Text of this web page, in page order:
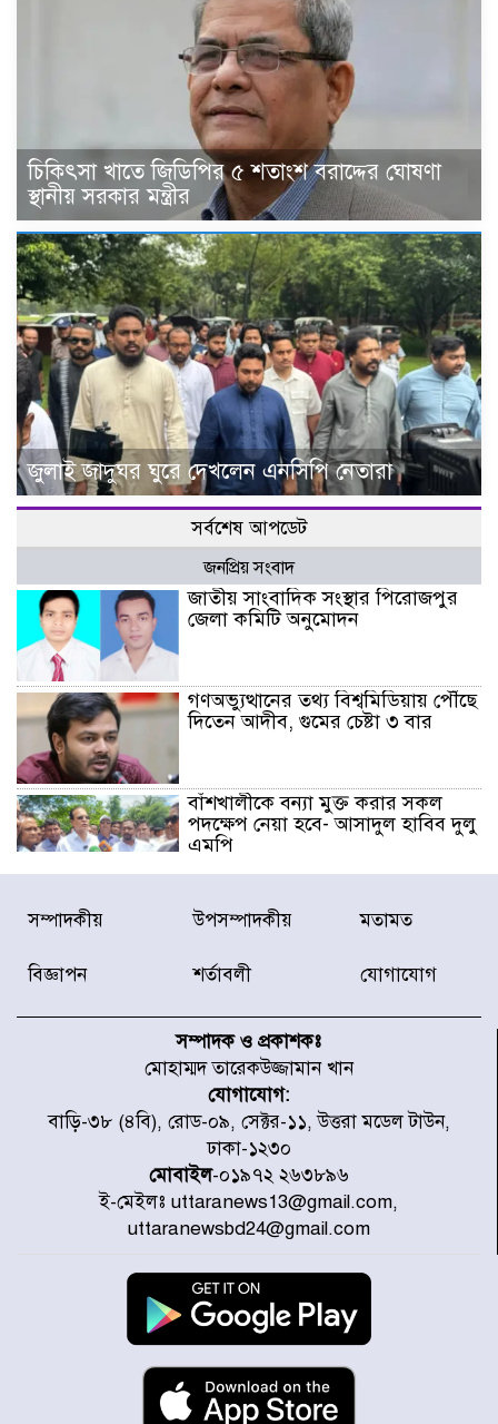
চিকিৎসা খাতে জিডিপির ৫ শতাংশ বরাদ্দের ঘোষণা
স্থানীয় সরকার মন্ত্রীর
জুলাই জাদুঘর ঘুরে দেখলেন এনসিপি নেতারা
সর্বশেষ আপডেট
জনপ্রিয় সংবাদ
জাতীয় সাংবাদিক সংস্থার পিরোজপুর
জেলা কমিটি অনুমোদন
গণঅভ্যুত্থানের তথ্য বিশ্বমিডিয়ায় পৌঁছে
দিতেন আদীব, গুমের চেষ্টা ৩ বার
বাঁশখালীকে বন্যা মুক্ত করার সকল
পদক্ষেপ নেয়া হবে- আসাদুল হাবিব দুলু
এমপি
বিদ্যুৎ-জ্বালানি খাতে অস্থিরতা তৈরির
চেষ্টা করছে একটি চক্র : প্রধানমন্ত্রী
৫ আহত, চীনে বন্দর বন্ধ
চিকিৎসা খাতে জিডিপির ৫ শতাংশ
বরাদ্দের ঘোষণা স্থানীয় সরকার মন্ত্রীর
জুলাই জাদুঘর ঘুরে দেখলেন এনসিপি
নেতারা
যুক্তরাষ্ট্রে দাবানল নেভাতে গিয়ে
হেলিকপ্টার বিধ্বস্ত, নিহত ১
মজুদদারের সর্বোচ্চ শাস্তি মৃত্যুদণ্ড, তাই
সম্পাদকীয় উপসম্পাদকীয় মতামত
বিজ্ঞাপন শর্তাবলী যোগাযোগ
সম্পাদক ও প্রকাশকঃ
মোহাম্মদ তারেকউজ্জামান খান
যোগাযোগ:
বাড়ি-৩৮ (৪বি), রোড-০৯, সেক্টর-১১, উত্তরা মডেল টাউন,
ঢাকা-১২৩০
মোবাইল-০১৯৭২ ২৬৩৮৯৬
ই-মেইলঃ uttaranews13@gmail.com,
uttaranewsbd24@gmail.com